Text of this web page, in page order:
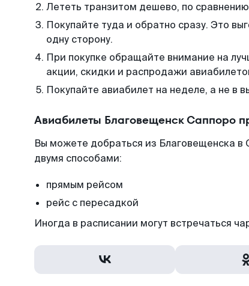
Лететь транзитом дешево, по
Покупайте туда и обратно сразу. Это
одну сторону.
При покупке обращайте внимание на
акции, скидки и распродажи
Покупайте авиабилет на неделе, а не в
Авиабилеты Благовещенск Саппоро
Вы можете добраться из Благовещенска в
двумя способами:
прямым рейсом
рейс с пересадкой
Иногда в расписании могут встречаться